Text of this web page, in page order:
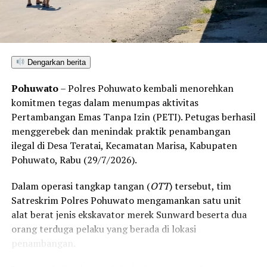
Dengarkan berita
Pohuwato– Polres Pohuwato kembali menorehkan
komitmen tegas dalam menumpas aktivitas
Pertambangan Emas Tanpa Izin (PETI). Petugas berhasil
menggerebek dan menindak praktik penambangan
ilegal di Desa Teratai, Kecamatan Marisa, Kabupaten
Pohuwato, Rabu (29/7/2026).
Dalam operasi tangkap tangan (OTT) tersebut, tim
Satreskrim Polres Pohuwato mengamankan satu unit
alat berat jenis ekskavator merek Sunward beserta dua
orang terduga pelaku yang berada di lokasi
penambangan.